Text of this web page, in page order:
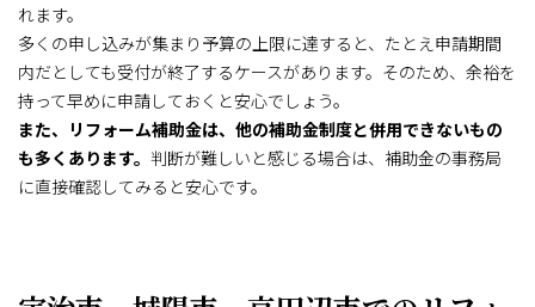
れます。
多くの申し込みが集まり予算の上限に達すると、たとえ申請期間
内だとしても受付が終了するケースがあります。そのため、余裕を
持って早めに申請しておくと安心でしょう。
また、リフォーム補助金は、他の補助金制度と併用できないもの
も多くあります。 判断が難しいと感じる場合は、補助金の事務局
に直接確認してみると安心です。